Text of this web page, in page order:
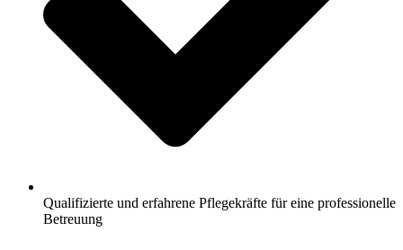
Qualifizierte und erfahrene Pflegekräfte für eine professionelle
Betreuung